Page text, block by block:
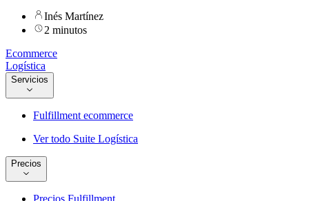
Inés Martínez
2 minutos
Ecommerce
Logística
Servicios
Fulfillment ecommerce
Ver todo Suite Logística
Precios
Precios Fulfillment